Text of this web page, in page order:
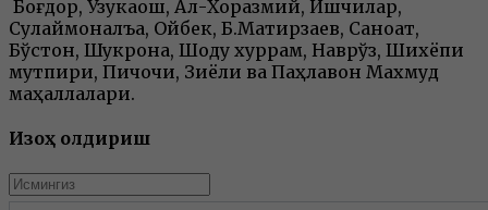
Боғдор, Узукқақош, Ал-Хоразмий, Ишчилар,
Сулаймонқалъа, Ойбек, Б.Матирзаев, Саноат,
Бўстон, Шукрона, Шоду хуррам, Наврўз, Шихёпи
мутпири, Пичоқчи, Зиёли ва Паҳлавон Махмуд
маҳаллалари.
Изоҳ қолдириш